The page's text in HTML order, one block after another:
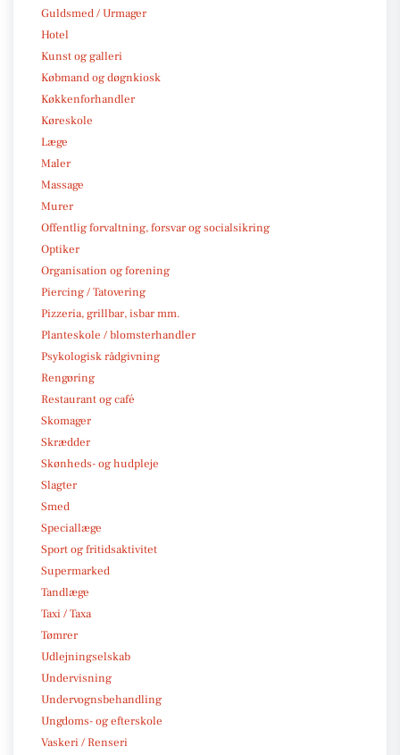
Guldsmed / Urmager
Hotel
Kunst og galleri
Købmand og døgnkiosk
Køkkenforhandler
Køreskole
Læge
Maler
Massage
Murer
Offentlig forvaltning, forsvar og socialsikring
Optiker
Organisation og forening
Piercing / Tatovering
Pizzeria, grillbar, isbar mm.
Planteskole / blomsterhandler
Psykologisk rådgivning
Rengøring
Restaurant og café
Skomager
Skrædder
Skønheds- og hudpleje
Slagter
Smed
Speciallæge
Sport og fritidsaktivitet
Supermarked
Tandlæge
Taxi / Taxa
Tømrer
Udlejningselskab
Undervisning
Undervognsbehandling
Ungdoms- og efterskole
Vaskeri / Renseri